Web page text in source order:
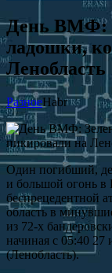
День ВМФ:
ладошки,
Ленобласть
РазноеHabr
Один погибший,
и большой огонь
беспрецедентной
область в
из 72-х
начиная с 05:40
(Ленобласть).